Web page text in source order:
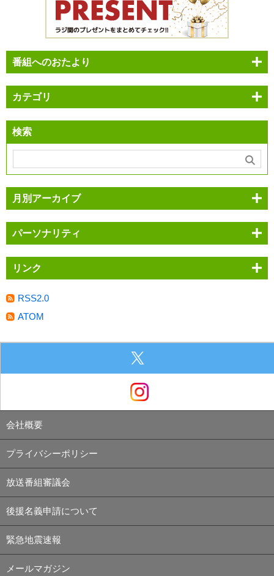
番組へのおたより
カテゴリ
検索
月別アーカイブ
パーソナリティ
リンク
RSS2.0
ATOM
会社概要
プライバシーポリシー
放送番組審議会
後援名義申請について
緊急地震速報
メールマガジン